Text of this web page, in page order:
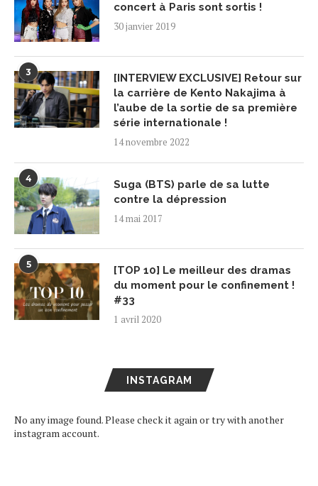
concert à Paris sont sortis !
30 janvier 2019
3
[INTERVIEW EXCLUSIVE] Retour sur
la carrière de Kento Nakajima à
l’aube de la sortie de sa première
série internationale !
14 novembre 2022
4
Suga (BTS) parle de sa lutte
contre la dépression
14 mai 2017
5
[TOP 10] Le meilleur des dramas
du moment pour le confinement !
#33
1 avril 2020
INSTAGRAM
No any image found. Please check it again or try with another
instagram account.